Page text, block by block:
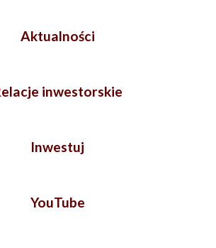
Aktualności
inwestorskie
Inwestuj
YouTube